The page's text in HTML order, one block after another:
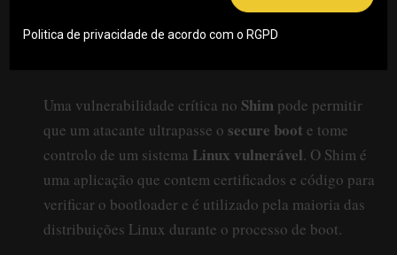
Uma vulnerabilidade crítica no Shim pode permitir
que um atacante ultrapasse o secure boot e tome
controlo de um sistema Linux vulnerável. O Shim é
uma aplicação que contem certificados e código para
verificar o bootloader e é utilizado pela maioria das
distribuições Linux durante o processo de boot.
Politica de privacidade de acordo com o RGPD